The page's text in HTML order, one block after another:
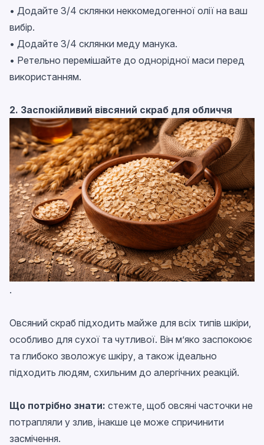
• Додайте 3/4 склянки неккомедогенної олії на ваш
вибір.
• Додайте 3/4 склянки меду манука.
• Ретельно перемішайте до однорідної маси перед
використанням.
2. Заспокійливий вівсяний скраб для обличчя
.
Овсяний скраб підходить майже для всіх типів шкіри,
особливо для сухої та чутливої. Він м’яко заспокоює
та глибоко зволожує шкіру, а також ідеально
підходить людям, схильним до алергічних реакцій.
Що потрібно знати: стежте, щоб овсяні часточки не
потрапляли у злив, інакше це може спричинити
засмічення.